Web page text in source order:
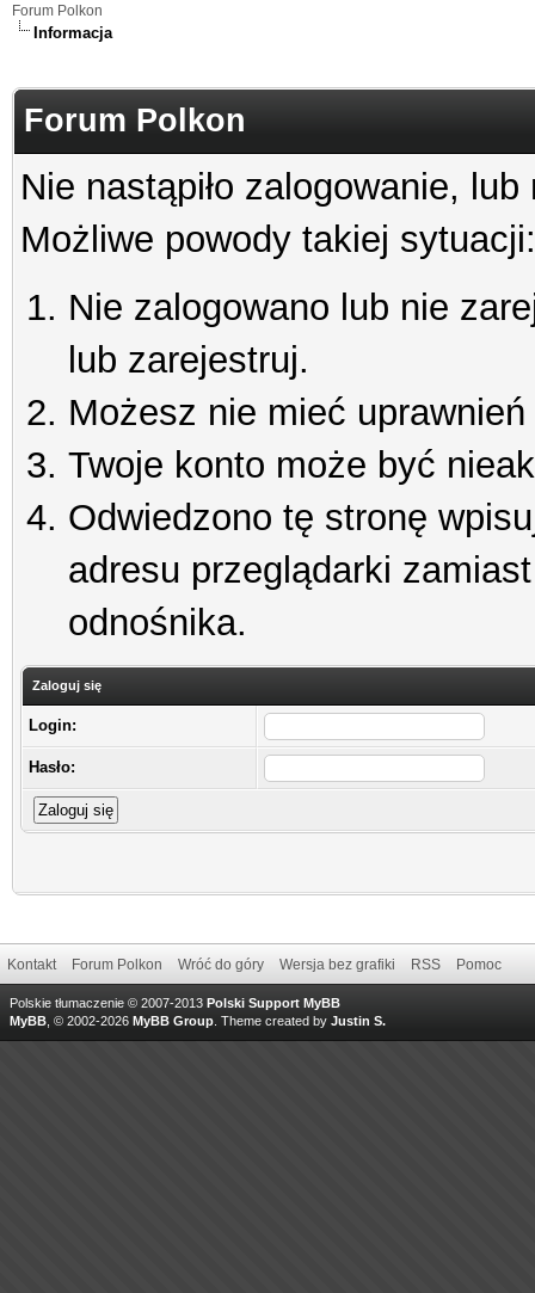
Forum Polkon
Informacja
Forum Polkon
Nie nastąpiło zalogowanie,
Możliwe powody takiej sytuacji:
Nie zalogowano lub nie
lub zarejestruj.
Możesz nie mieć
Twoje konto może być
Odwiedzono tę stronę
adresu przeglądarki
odnośnika.
Zaloguj się
Login:
Hasło:
Kontakt Forum Polkon Wróć do góry Wersja bez grafiki RSS Pomoc
Polskie tłumaczenie © 2007-2013 Polski Support MyBB
MyBB , © 2002-2026 MyBB Group Theme created by Justin S.